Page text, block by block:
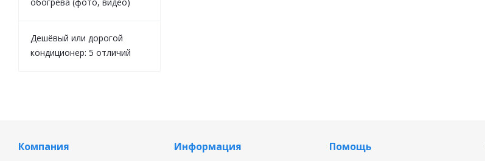
Дешёвый или дорогой
кондиционер: 5 отличий
Компания Информация Помощь